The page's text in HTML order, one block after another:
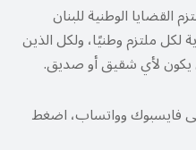
القضايا الوطنية للبنان
ملتزم وطنيًا، ولكل الذين
يكون لأي شقيق أو صديق.
فايسبوك وواتساب، اضغط